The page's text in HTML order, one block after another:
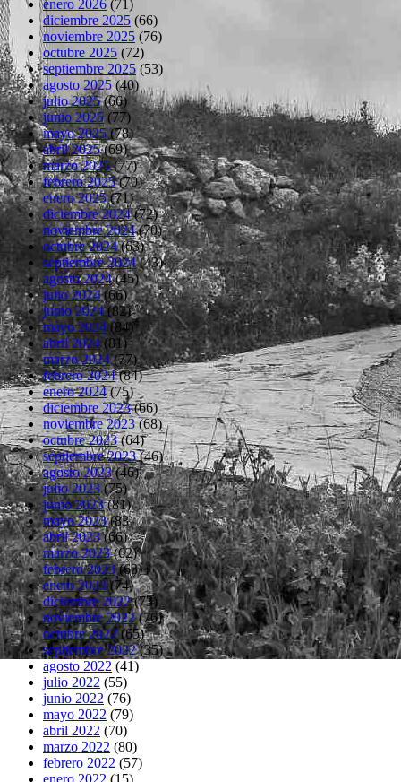
enero 2026 (71)
diciembre 2025 (66)
noviembre 2025 (76)
octubre 2025 (72)
septiembre 2025 (53)
agosto 2025(40)
julio 2025(66)
junio 2025(77)
mayo 2025(78)
abril 2025(69)
marzo 2025(77)
febrero 2025(70)
enero 2025(71)
diciembre 2024(72)
noviembre 2024(70)
octubre 2024(63)
septiembre 2024(43)
agosto 2024(45)
julio 2024(66)
junio 2024(82)
mayo 2024(84)
abril 2024(81)
marzo 2024(77)
febrero 2024(84)
enero 2024(75)
diciembre 2023(66)
noviembre 2023(68)
octubre 2023(64)
septiembre 2023(46)
agosto 2023(46)
julio 2023(75)
junio 2023(81)
mayo 2023(83)
abril 2023(66)
marzo 2023(62)
febrero 2023(63)
enero 2023 (74)
diciembre 2022(73)
noviembre 2022(76)
octubre 2022(65)
septiembre 2022(35)
agosto 2022 (41)
julio 2022 (55)
junio 2022 (76)
mayo 2022 (79)
abril 2022 (70)
marzo 2022 (80)
febrero 2022 (57)
enero 2022 (15)